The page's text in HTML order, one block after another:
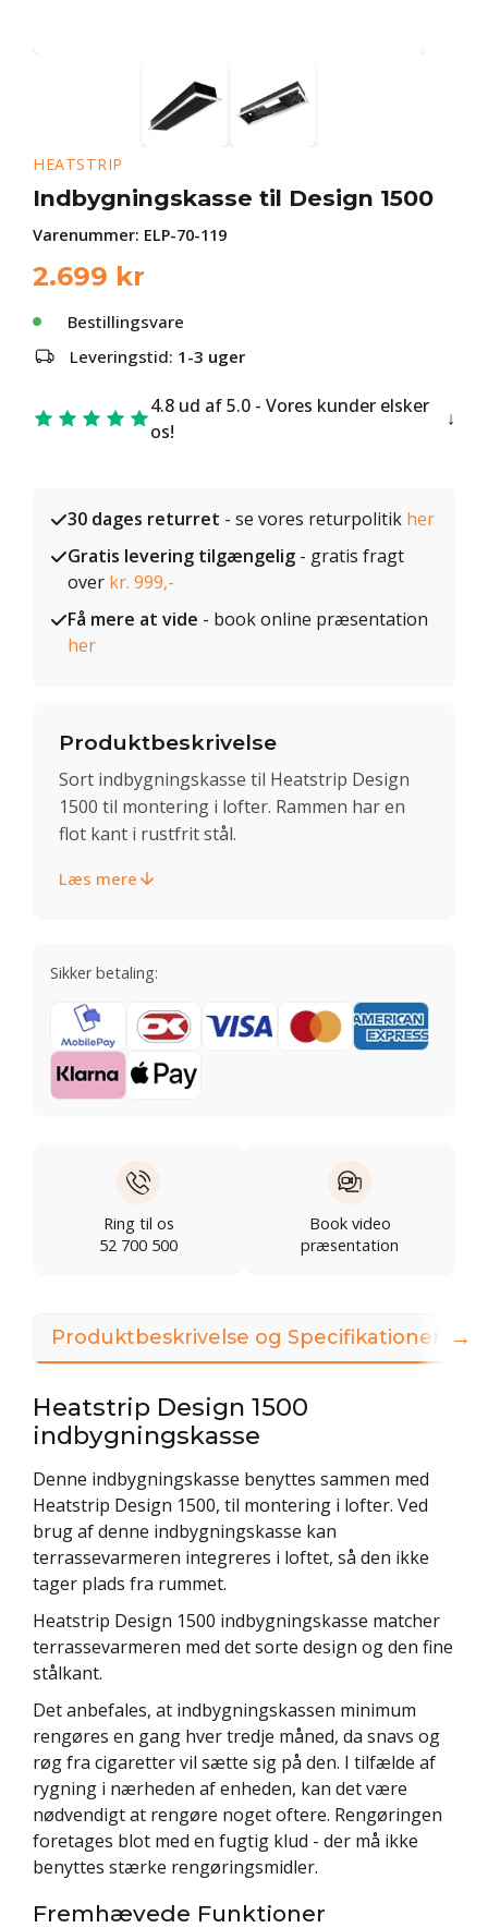
HEATSTRIP
Indbygningskasse til Design 1500
Varenummer: ELP-70-119
2.699 kr
Bestillingsvare
Leveringstid: 1-3 uger
4.8 ud af 5.0 - Vores kunder elsker
os!
30 dages returret - se vores returpolitik her
Gratis levering tilgængelig - gratis fragt
over kr. 999,-
Få mere at vide - book online præsentation
her
Produktbeskrivelse
Sort indbygningskasse til Heatstrip Design
1500 til montering i lofter. Rammen har en
flot kant i rustfrit stål.
Læs mere
Sikker betaling:
Ring til os
52 700 500
Book video
præsentation
Produktbeskrivelse og Specifikationer
Heatstrip Design 1500
indbygningskasse
Denne indbygningskasse benyttes sammen med
Heatstrip Design 1500, til montering i lofter. Ved
brug af denne indbygningskasse kan
terrassevarmeren integreres i loftet, så den ikke
tager plads fra rummet.
Heatstrip Design 1500 indbygningskasse matcher
terrassevarmeren med det sorte design og den fine
stålkant.
Det anbefales, at indbygningskassen minimum
rengøres en gang hver tredje måned, da snavs og
røg fra cigaretter vil sætte sig på den. I tilfælde af
rygning i nærheden af enheden, kan det være
nødvendigt at rengøre noget oftere. Rengøringen
foretages blot med en fugtig klud - der må ikke
benyttes stærke rengøringsmidler.
Fremhævede Funktioner
→